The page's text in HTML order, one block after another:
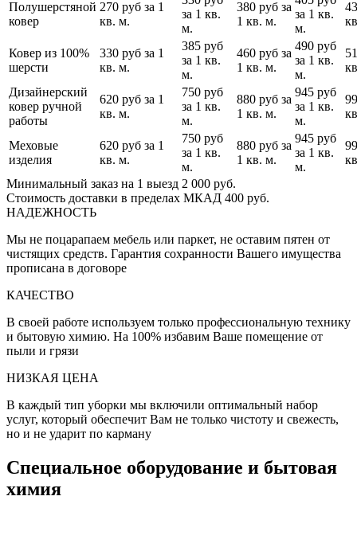
Полушерстяной
ковер
270 руб за 1
кв. м.
за 1 кв.
м.
380 руб за
1 кв. м.
за 1 кв.
м.
Ковер из 100%
шерсти
330 руб за 1
кв. м.
385 руб
за 1 кв.
м.
460 руб за
1 кв. м.
490 руб
за 1 кв.
м.
Дизайнерский
ковер ручной
работы
620 руб за 1
кв. м.
750 руб
за 1 кв.
м.
880 руб за
1 кв. м.
945 руб
за 1 кв.
м.
Меховые
изделия
620 руб за 1
кв. м.
750 руб
за 1 кв.
м.
880 руб за
1 кв. м.
945 руб
за 1 кв.
м.
Минимальный заказ на 1 выезд 2 000 руб.
Стоимость доставки в пределах МКАД 400 руб.
НАДЕЖНОСТЬ
Мы не поцарапаем мебель или паркет, не оставим пятен от
чистящих средств. Гарантия сохранности Вашего имущества
прописана в договоре
КАЧЕСТВО
В своей работе используем только профессиональную технику
и бытовую химию. На 100% избавим Ваше помещение от
пыли и грязи
НИЗКАЯ ЦЕНА
В каждый тип уборки мы включили оптимальный набор
услуг, который обеспечит Вам не только чистоту и свежесть,
но и не ударит по карману
Специальное оборудование и бытовая
химия